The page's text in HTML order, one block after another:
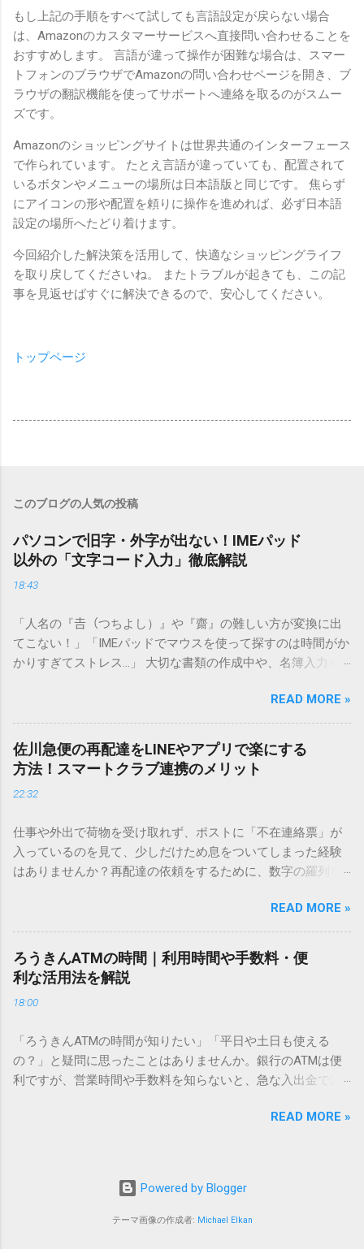
もし上記の手順をすべて試しても言語設定が戻らない場合
は、Amazonのカスタマーサービスへ直接問い合わせることを
おすすめします。 言語が違って操作が困難な場合は、スマー
トフォンのブラウザでAmazonの問い合わせページを開き、ブ
ラウザの翻訳機能を使ってサポートへ連絡を取るのがスムー
ズです。
Amazonのショッピングサイトは世界共通のインターフェース
で作られています。 たとえ言語が違っていても、配置されて
いるボタンやメニューの場所は日本語版と同じです。 焦らず
にアイコンの形や配置を頼りに操作を進めれば、必ず日本語
設定の場所へたどり着けます。
今回紹介した解決策を活用して、快適なショッピングライフ
を取り戻してくださいね。 またトラブルが起きても、この記
事を見返せばすぐに解決できるので、安心してください。
トップページ
このブログの人気の投稿
パソコンで旧字・外字が出ない！IMEパッド
以外の「文字コード入力」徹底解説
18:43
「人名の『𠮷（つちよし）』や『齋』の難しい方が変換に出
てこない！」「IMEパッドでマウスを使って探すのは時間がか
かりすぎてストレス…」 大切な書類の作成中や、名簿入力を
てしまいますよね。多くの人が「IMEパッド（手書き入力）」
を使いますが、実はマウスで一画ずつ書くのは非効率です
し、似た漢字が多すぎて結局見つからないことも少なくあり
ません。 そこで今回は、IMEパッドを使わずに、特定のコー
ドを打ち込むだけで一瞬で旧字や外字、特殊記号を呼び出す
「文字コード入力」のテクニックを詳しく解説します。 この
必要はありません。 1. なぜ「変換」しても旧字・外字が出て
こないのか？ そもそも、なぜ普通の変換で出てこない漢字が
あるのでしょうか。その理由は、パソコンが文字を認識する
は、JIS規格（日本産業規格）によって「第1水準」「第2水
準」といった形で整理されています。しかし、人名や地名に
使われる非常に古い漢字（旧字）や、特定の組織だけで作ら
れた「外字」は、この一般的な変換リストに含まれていない
ン上のすべての文字には、いわば「住所」のような番号が割
り振られています。変換候補に出ない文字でも、この住所
（コード）を直接指定すれば、確実に呼び出すことができる
のです。 2. Windows標準機能！文字コードで漢字を出す「16
進数入力」 最も汎用性が高く、特別なソフトも不要なのが
20BB7）」を把握する。 入力モードを「半角」にする（※重
[Alt]キーを押しながら[X]キー**を押す。 入力した数字が、一
READ MORE »
佐川急便の再配達をLINEやアプリで楽にする
方法！スマートクラブ連携のメリット
22:32
仕事や外出で荷物を受け取れず、ポストに「不在連絡票」が
入っているのを見て、少しだけため息をついてしまった経験
はありませんか？再配達の依頼をするために、数字の羅列を
ことに申し訳なさを感じたりすることもあるかもしれませ
ん。 「もっとスムーズに、自分のタイミングで受け取りた
い」 「わざわざ電話をかけずに、スマホ一つで完結させた
い」 そんな願いを叶えてくれるのが、佐川急便の会員制サー
ビス「スマートクラブ」と、LINEや公式アプリの連携です。
これらを活用するだけで、再配達のストレスは驚くほど軽く
受け取り術と、連携による具体的なメリットを徹底解説しま
す。 佐川急便の再配達が劇的に変わる「スマートクラブ」と
は？ まず押さえておきたいのが、佐川急便の個人向け無料会
況をリアルタイムで管理するための基盤となるサービスで
が飛躍的に向上しています。登録を済ませておくだけで、荷
め配達時間を変更するといった先回りの対応が可能になりま
READ MORE »
ろうきんATMの時間｜利用時間や手数料・便
利な活用法を解説
18:00
「ろうきんATMの時間が知りたい」「平日や土日も使える
の？」と疑問に思ったことはありませんか。銀行のATMは便
利ですが、営業時間や手数料を知らないと、急な入出金で困
ATM営業時間や利用の注意点、便利な活用法 を詳しく解説し
です。 1-1. 店舗内ATM 平日：9:00〜17:00 土曜・日曜・祝
日：休止（※一部店舗では土曜日のみ利用可能） 店舗内ATM
は、銀行窓口と同じ営業時間で利用でき、 窓口での対応も可
READ MORE »
Powered by Blogger
テーマ画像の作成者: Michael Elkan